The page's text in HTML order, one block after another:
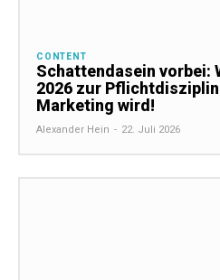
CONTENT
Schattendasein vorbei:
2026 zur
Marketing wird!
Alexander Hein - 22. Juli 2026